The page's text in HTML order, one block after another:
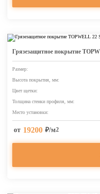
Грязезащитное покрытие
Размер:
Высота покрытия, мм:
Цвет щетки:
Толщина стенки профиля, мм:
Место установки:
от 19200 ₽/м2